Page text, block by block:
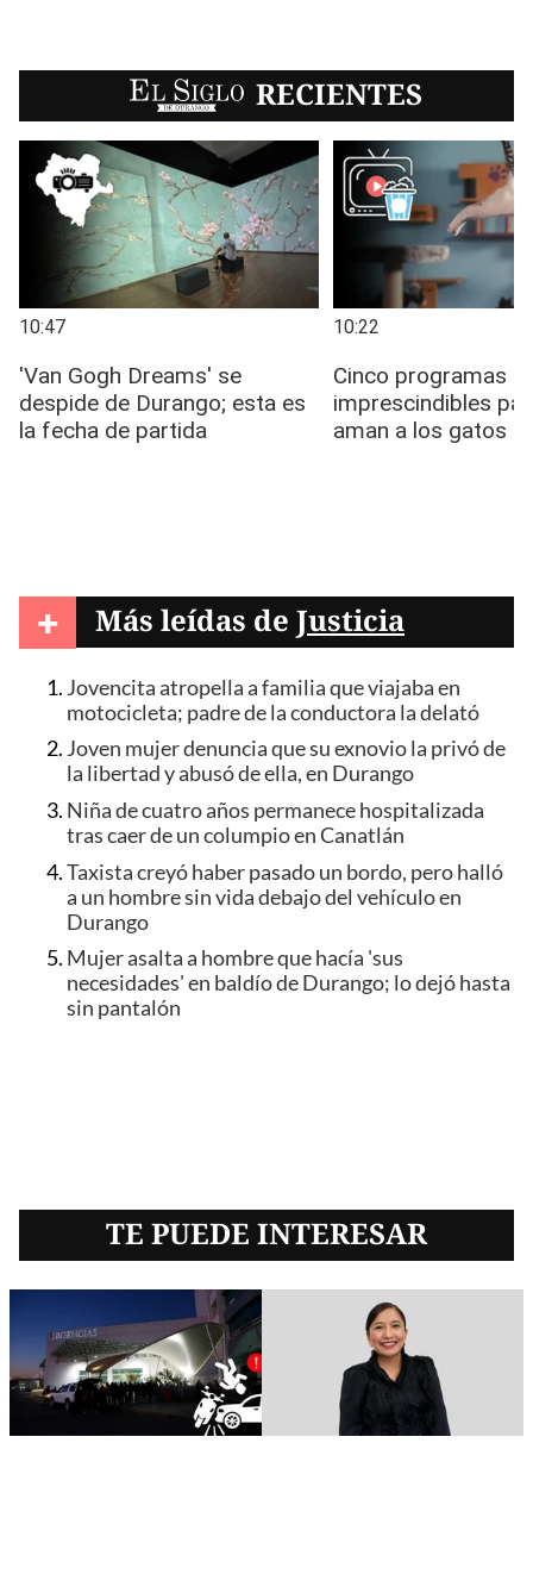
EL SIGLO RECIENTES
+ Más leídas de Justicia
Jovencita atropella a familia que viajaba en
motocicleta; padre de la conductora la delató
Joven mujer denuncia que su exnovio la privó de
la libertad y abusó de ella, en Durango
Niña de cuatro años permanece hospitalizada
tras caer de un columpio en Canatlán
Taxista creyó haber pasado un bordo, pero halló
a un hombre sin vida debajo del vehículo en
Durango
Mujer asalta a hombre que hacía 'sus
necesidades' en baldío de Durango; lo dejó hasta
sin pantalón
TE PUEDE INTERESAR